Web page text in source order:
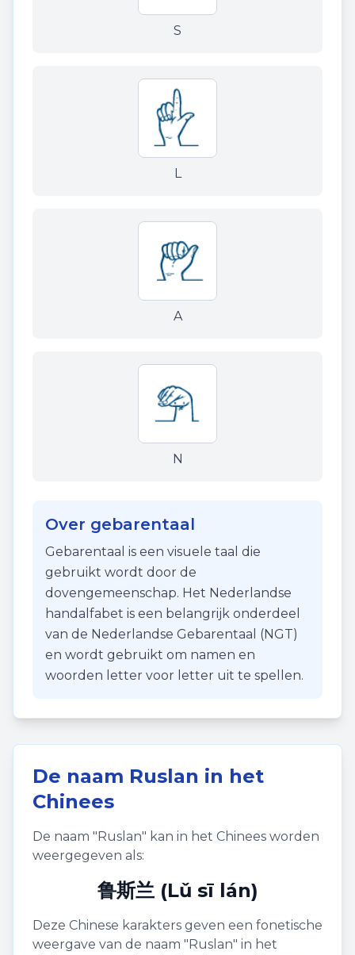
S
L
A
N
Over gebarentaal
Gebarentaal is een visuele taal die
gebruikt wordt door de
dovengemeenschap. Het Nederlandse
handalfabet is een belangrijk onderdeel
van de Nederlandse Gebarentaal (NGT)
en wordt gebruikt om namen en
woorden letter voor letter uit te spellen.
De naam Ruslan in het
Chinees
De naam "Ruslan" kan in het Chinees worden
weergegeven als:
鲁斯兰 (Lǔ sī lán)
Deze Chinese karakters geven een fonetische
weergave van de naam "Ruslan" in het